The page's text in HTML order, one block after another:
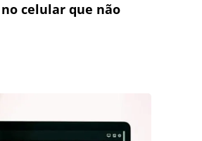
no celular que não